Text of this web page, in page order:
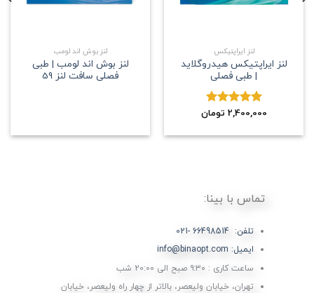
لنز ایراپتیکس
لنز ایراپتیکس هیدروگلاید
| طبی فصلی
نمره5.002,400,000 تومان
لنز بوش اند لومب
لنز بوش اند لومب | طبی
فصلی سافت لنز 59
تماس با بینا:
تلفن: 66498514 -021
ایمیل: info@binaopt.com
ساعت کاری : ۹:۳۰ صبح الی 20:00 شب
تهران، خیابان ولیعصر، بالاتر از چهار راه ولیعصر، خیابان